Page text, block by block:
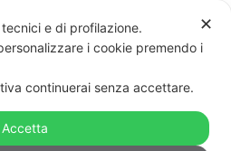
✕
e di profilazione.
i cookie premendo i
continuerai senza accettare.
Accetta